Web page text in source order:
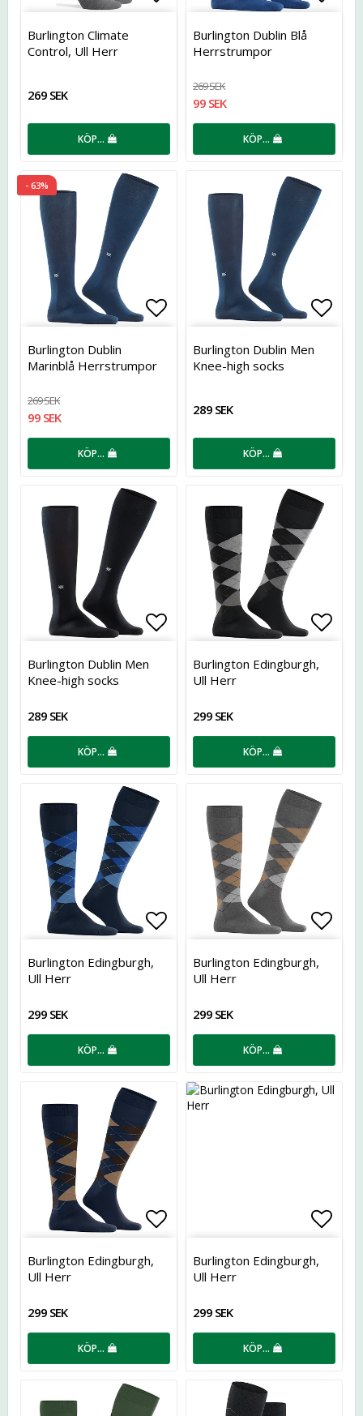
Lägg till i favoritlistan
Burlington Climate
Control, Ull Herr
269 SEK
KÖP…
Burlington Dublin Blå
Herrstrumpor
269 SEK
99 SEK
KÖP…
- 63%
Lägg till i favoritlistan
Burlington Dublin
Marinblå Herrstrumpor
269 SEK
99 SEK
KÖP…
Burlington Dublin Men
Knee-high socks
289 SEK
KÖP…
Lägg till i favoritlistan
Burlington Dublin Men
Knee-high socks
289 SEK
KÖP…
Burlington Edingburgh,
Ull Herr
299 SEK
KÖP…
Lägg till i favoritlistan
Burlington Edingburgh,
Ull Herr
299 SEK
KÖP…
Burlington Edingburgh,
Ull Herr
299 SEK
KÖP…
Lägg till i favoritlistan
Burlington Edingburgh,
Ull Herr
299 SEK
KÖP…
Burlington Edingburgh,
Ull Herr
299 SEK
KÖP…